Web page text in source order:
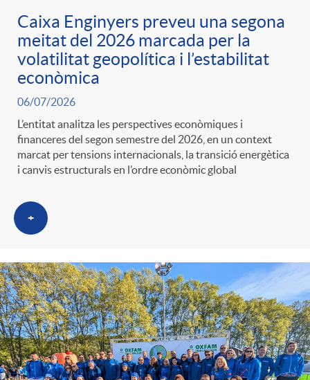
Caixa Enginyers preveu una segona
meitat del 2026 marcada per la
volatilitat geopolítica i l’estabilitat
econòmica
06/07/2026
L’entitat analitza les perspectives econòmiques i
financeres del segon semestre del 2026, en un context
marcat per tensions internacionals, la transició energètica
i canvis estructurals en l’ordre econòmic global
+